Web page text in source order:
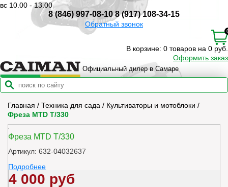
вс 10.00 - 13.00
8 (846) 997-08-10 8 (917) 108-34-15
Обратный звонок
В корзине: 0 товаров на 0 руб.
Оформить заказ
Официальный дилер в Самаре
Главная / Техника для сада / Культиваторы и мотоблоки /
Фреза MTD T/330
Фреза MTD T/330
Артикул: 632-04032637
Подробнее
4 000 руб